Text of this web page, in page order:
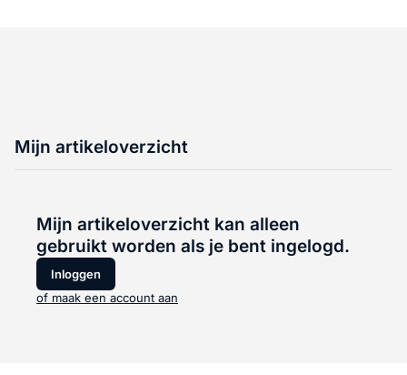
Mijn artikeloverzicht
Mijn artikeloverzicht kan alleen
gebruikt worden als je bent ingelogd.
Inloggen
of maak een account aan